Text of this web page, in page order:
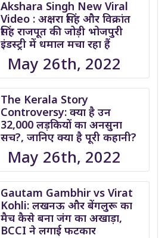
Akshara Singh New Viral
Video : अक्षरा सिंह और विक्रांत
सिंह राजपूत की जोड़ी भोजपुरी
इंडस्ट्री में धमाल मचा रहा हैं
May 26th, 2022
The Kerala Story
Controversy: क्या है उन
32,000 लड़कियों का अनसुना
सच?, जानिए क्या है पूरी कहानी?
May 26th, 2022
Gautam Gambhir vs Virat
Kohli: लखनऊ और बेंगलुरू का
मैच कैसे बना जंग का अखाड़ा,
BCCI ने लगाई फटकार